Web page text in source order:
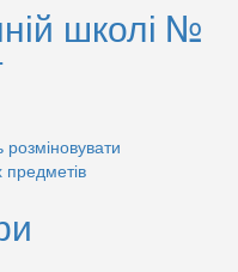
школі №